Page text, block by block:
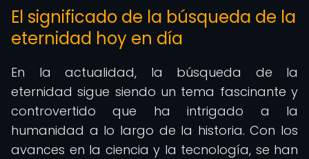
El significado de la búsqueda de la
eternidad hoy en día
En la actualidad, la búsqueda de la
eternidad sigue siendo un tema fascinante y
controvertido que ha intrigado a la
humanidad a lo largo de la historia. Con los
avances en la ciencia y la tecnología, se han